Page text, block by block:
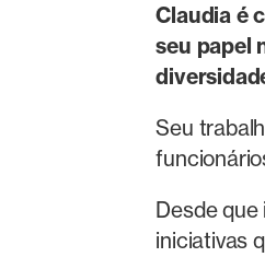
Claudia é
seu papel
Seu
Desde
iniciativas